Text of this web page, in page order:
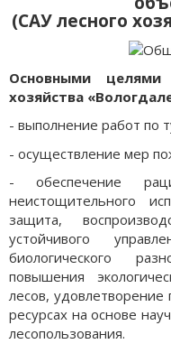
(САУ лесного
Основными целями
хозяйства
- выполнение работ по
- осуществление мер
- обеспечение
неистощительного
защита,
устойчивого
биологического
повышения
лесов,
ресурсах на основе
лесопользования.